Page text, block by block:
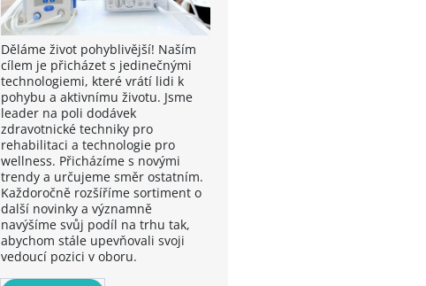
Děláme život pohyblivější! Naším
cílem je přicházet s jedinečnými
technologiemi, které vrátí lidi k
pohybu a aktivnímu životu. Jsme
leader na poli dodávek
zdravotnické techniky pro
rehabilitaci a technologie pro
wellness. Přicházíme s novými
trendy a určujeme směr ostatním.
Každoročně rozšíříme sortiment o
další novinky a významně
navýšíme svůj podíl na trhu tak,
abychom stále upevňovali svoji
vedoucí pozici v oboru.